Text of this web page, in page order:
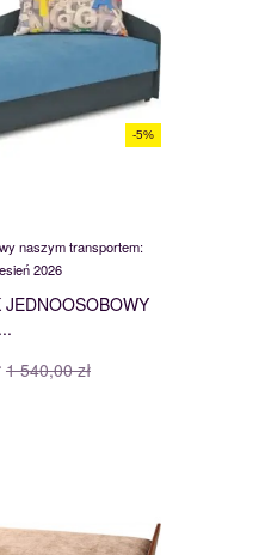
-5%
naszym transportem:
2026
1 540,00 zł